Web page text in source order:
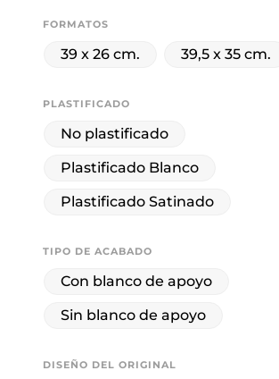
FORMATOS
39 x 26 cm. 39,5 x 35 cm.
PLASTIFICADO
No plastificado
Plastificado Blanco
Plastificado Satinado
TIPO DE ACABADO
Con blanco de apoyo
Sin blanco de apoyo
DISEÑO DEL ORIGINAL